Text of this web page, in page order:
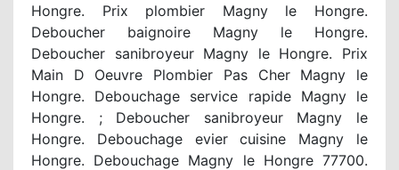
Hongre. Prix plombier Magny le Hongre.
Deboucher baignoire Magny le Hongre.
Deboucher sanibroyeur Magny le Hongre. Prix
Main D Oeuvre Plombier Pas Cher Magny le
Hongre. Debouchage service rapide Magny le
Hongre. ; Deboucher sanibroyeur Magny le
Hongre. Debouchage evier cuisine Magny le
Hongre. Debouchage Magny le Hongre 77700.